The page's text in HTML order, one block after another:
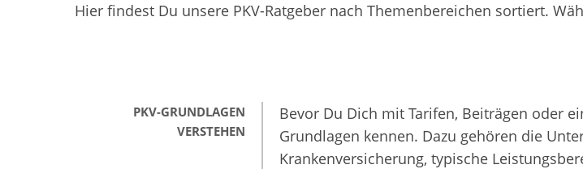
Hier findest Du unsere PKV-Ratgeber nach Themenbereichen sortiert.
PKV-GRUNDLAGEN
VERSTEHEN
Bevor Du Dich mit Tarifen, Beiträgen oder
Grundlagen kennen. Dazu gehören die
Krankenversicherung, typische